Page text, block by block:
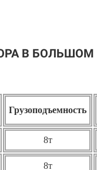
В БОЛЬШОМ
Грузоподъемность
8т
8т